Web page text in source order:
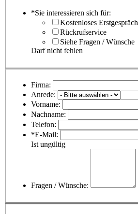
*Sie interessieren sich für:
Kostenloses Erstgespräch
Rückrufservice
Siehe Fragen / Wünsche
Darf nicht fehlen
Firma:
Anrede:
Vorname:
Nachname:
Telefon:
*E-Mail:
Ist ungültig
Fragen / Wünsche: